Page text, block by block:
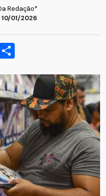
Redação*
01/2026